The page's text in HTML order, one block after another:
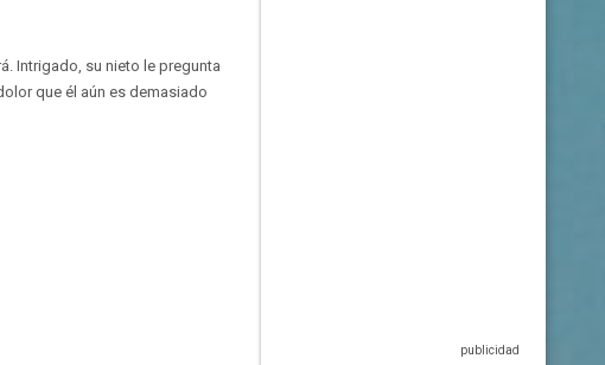
Intrigado, su nieto le pregunta
que él aún es demasiado